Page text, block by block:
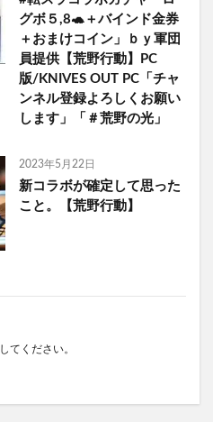
グボ５,8🐢＋バインド金券
＋おまけコイン」ｂｙ軍団
員提供【荒野行動】PC
版/KNIVES OUT PC「チャ
ンネル登録よろしくお願い
します」「＃荒野の光」
2023年5月22日
新コラボが確定して思った
こと。【荒野行動】
してください。